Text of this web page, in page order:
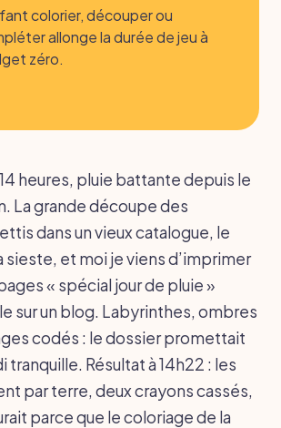
colorier, découper ou
allonge la durée de jeu à
zéro.
heures, pluie battante depuis le
La grande découpe des
dans un vieux catalogue, le
et moi je viens d’imprimer
« spécial jour de pluie »
sur un blog. Labyrinthes, ombres
codés : le dossier promettait
tranquille. Résultat à 14h22 : les
par terre, deux crayons cassés,
parce que le coloriage de la